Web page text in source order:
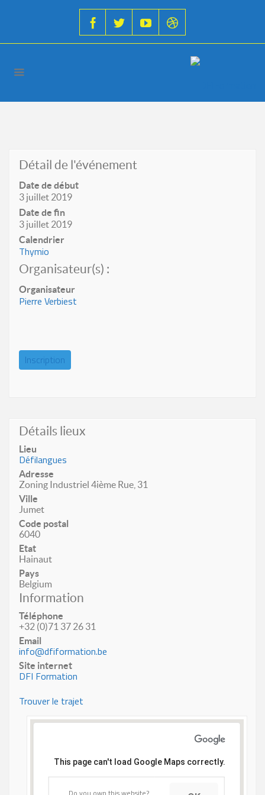
Détail de l'événement
Date de début
3 juillet 2019
Date de fin
3 juillet 2019
Calendrier
Thymio
Organisateur(s) :
Organisateur
Pierre Verbiest
Inscription
Détails lieux
Lieu
Défilangues
Adresse
Zoning Industriel 4ième Rue, 31
Ville
Jumet
Code postal
6040
Etat
Hainaut
Pays
Belgium
Information
Téléphone
+32 (0)71 37 26 31
Email
info@dfiformation.be
Site internet
DFI Formation
Trouver le trajet
This page can't load Google Maps correctly.